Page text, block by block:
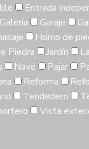
Entrada
Galería Garaje
Horno de
Piedra Jardín
Nave Pajar
Reforma
Tendedero
Vista